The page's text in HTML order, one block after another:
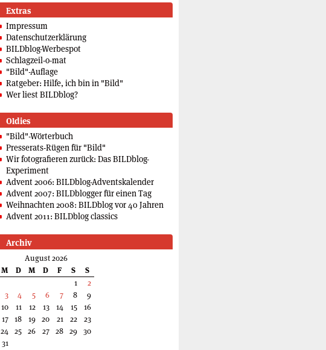
Extras
Impressum
Datenschutzerklärung
BILDblog-Werbespot
Schlagzeil-o-mat
"Bild"-Auflage
Ratgeber: Hilfe, ich bin in "Bild"
Wer liest BILDblog?
Oldies
"Bild"-Wörterbuch
Presserats-Rügen für "Bild"
Wir fotografieren zurück: Das BILDblog-
Experiment
Advent 2006: BILDblog-Adventskalender
Advent 2007: BILDblogger für einen Tag
Weihnachten 2008: BILDblog vor 40 Jahren
Advent 2011: BILDblog classics
Archiv
August 2026
M
D M D F S
S
1
2
3
4 5 6 7 8
9
10
11 12 13 14 15
16
17 18 19 20 21 22
23
24 25 26 27 28 29 30
31